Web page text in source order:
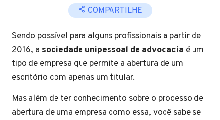
COMPARTILHE
Sendo possível para alguns profissionais a partir de
2016, a sociedade unipessoal de advocacia é um
tipo de empresa que permite a abertura de um
escritório com apenas um titular.
Mas além de ter conhecimento sobre o processo de
abertura de uma empresa como essa, você sabe se